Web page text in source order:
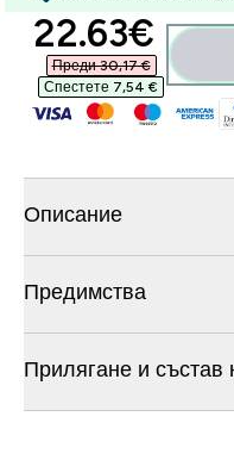
22.63€‎
Преди 30,17 €‎
Спестете 7,54 €‎
Описание
Предимства
Прилягане и състав